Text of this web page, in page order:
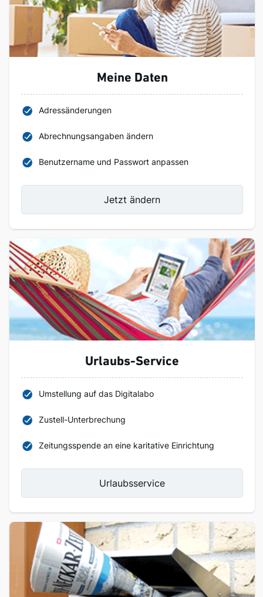
Meine Daten
Adressänderungen
Abrechnungsangaben ändern
Benutzername und Passwort anpassen
Jetzt ändern
Urlaubs-Service
Umstellung auf das Digitalabo
Zustell-Unterbrechung
Zeitungsspende an eine karitative Einrichtung
Urlaubsservice